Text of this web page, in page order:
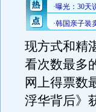
现方式和精
看次数最多
网上得票数
浮华背后》